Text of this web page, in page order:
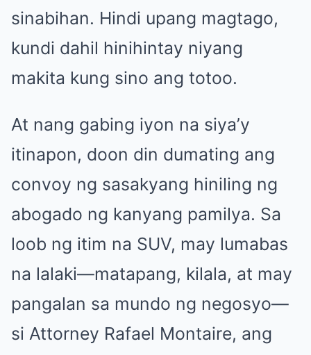
sinabihan. Hindi upang magtago,
kundi dahil hinihintay niyang
makita kung sino ang totoo.
At nang gabing iyon na siya’y
itinapon, doon din dumating ang
convoy ng sasakyang hiniling ng
abogado ng kanyang pamilya. Sa
loob ng itim na SUV, may lumabas
na lalaki—matapang, kilala, at may
pangalan sa mundo ng negosyo—
si Attorney Rafael Montaire, ang